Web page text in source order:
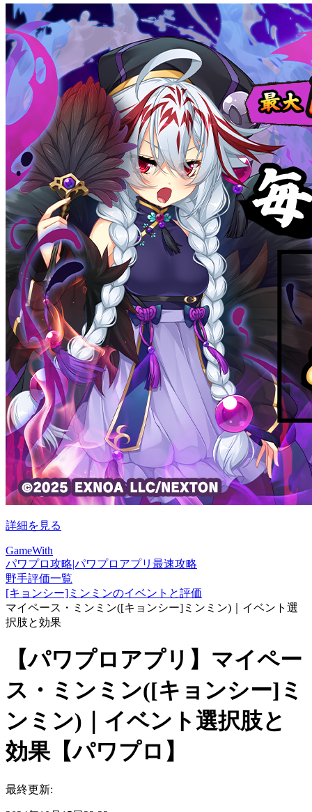
詳細を見る
GameWith
パワプロ攻略|パワプロアプリ最速攻略
野手評価一覧
[キョンシー]ミンミンのイベントと評価
マイペース・ミンミン([キョンシー]ミンミン)｜イベント選
択肢と効果
【パワプロアプリ】マイペー
ス・ミンミン([キョンシー]ミ
ンミン)｜イベント選択肢と
効果【パワプロ】
最終更新: